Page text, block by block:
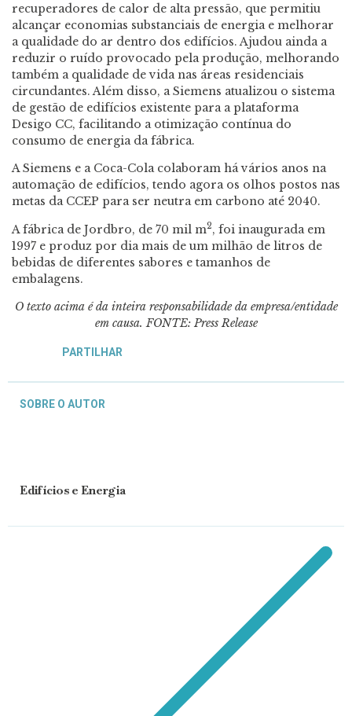
recuperadores de calor de alta pressão, que permitiu
alcançar economias substanciais de energia e melhorar
a qualidade do ar dentro dos edifícios. Ajudou ainda a
reduzir o ruído provocado pela produção, melhorando
também a qualidade de vida nas áreas residenciais
circundantes. Além disso, a Siemens atualizou o sistema
de gestão de edifícios existente para a plataforma
Desigo CC, facilitando a otimização contínua do
consumo de energia da fábrica.
A Siemens e a Coca-Cola colaboram há vários anos na
automação de edifícios, tendo agora os olhos postos nas
metas da CCEP para ser neutra em carbono até 2040.
A fábrica de Jordbro, de 70 mil m2, foi inaugurada em
1997 e produz por dia mais de um milhão de litros de
bebidas de diferentes sabores e tamanhos de
embalagens.
O texto acima é da inteira responsabilidade da empresa/entidade
em causa.FONTE: Press Release
PARTILHAR
SOBRE O AUTOR
Edifícios e Energia